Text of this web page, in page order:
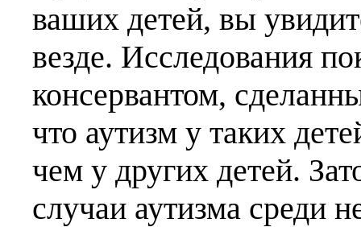
ваших детей, вы
везде. Исследования
консервантом,
что аутизм у таких
чем у других детей.
случаи аутизма среди